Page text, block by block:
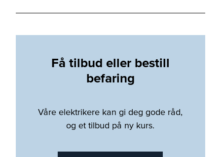
Få tilbud eller bestill
befaring
Våre elektrikere kan gi deg gode råd,
og et tilbud på ny kurs.